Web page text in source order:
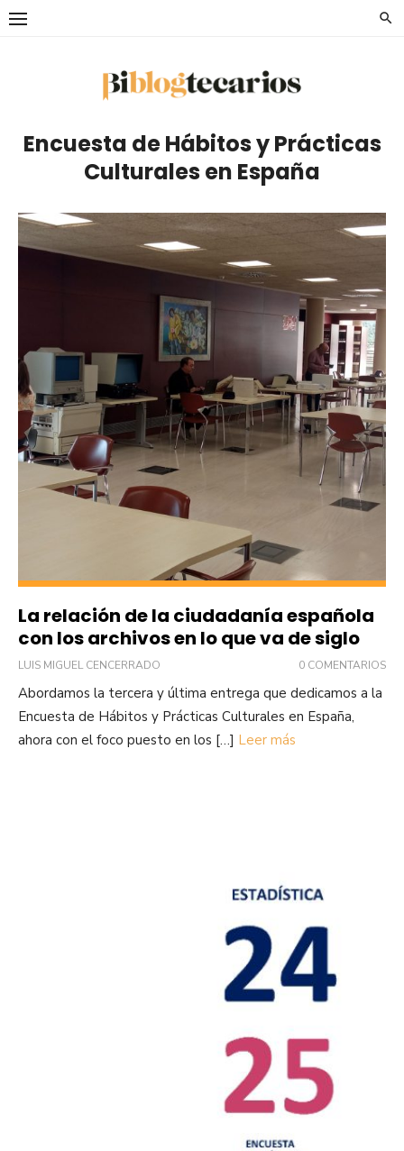
Saltar
Encuesta de Hábitos y Prácticas
Culturales en España
La relación de la ciudadanía española
con los archivos en lo que va de siglo
LUIS MIGUEL CENCERRADO 0 COMENTARIOS
Abordamos la tercera y última entrega que dedicamos a la
Encuesta de Hábitos y Prácticas Culturales en España,
ahora con el foco puesto en los […] Leer más